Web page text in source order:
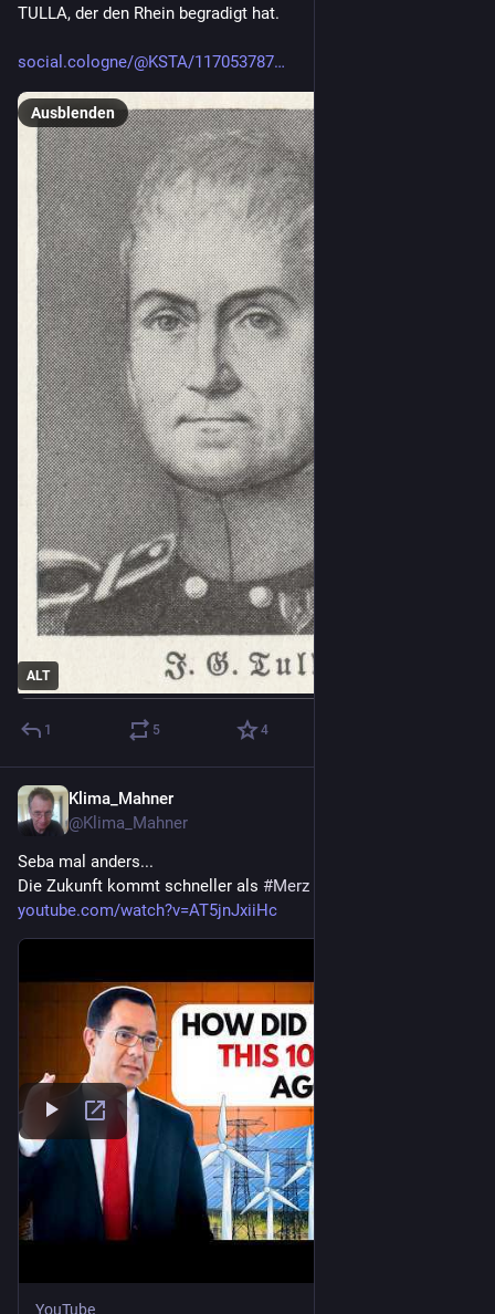
TULLA, der den Rhein begradigt hat.
social.cologne/@KSTA/117053787
ALT
Ausblenden
1 5 4
Klima_Mahner
@Klima_Mahner
Seba mal anders...
Die Zukunft kommt schneller als #Merz
youtube.com/watch?v=AT5jnJxiiHc
YouTube